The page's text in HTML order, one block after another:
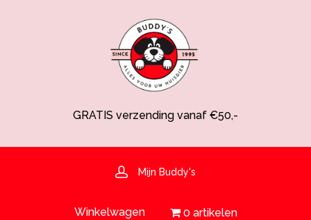
Spaarsysteem voor korting!
Hulp nodig? 030-6919793 of shop@buddys.nl
GRATIS verzending vanaf €50,-
Mijn Buddy's
Winkelwagen 0 artikelen